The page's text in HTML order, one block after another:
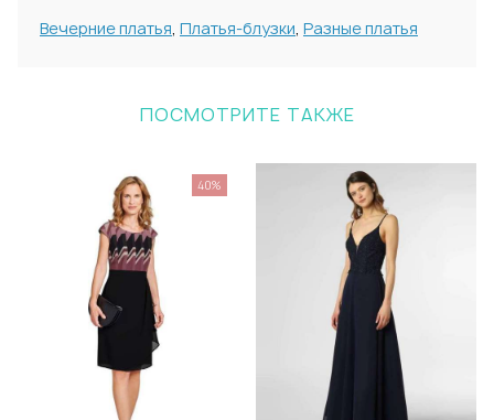
Вечерние платья, Платья-блузки, Разные платья
ПОСМОТРИТЕ ТАКЖЕ
40%